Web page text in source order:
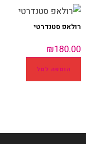
רולאפ סטנדרטי
₪180.00
הוספה לסל